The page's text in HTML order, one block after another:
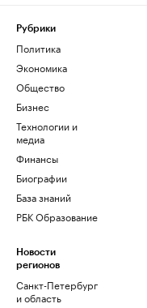
Рубрики
Политика
Экономика
Общество
Бизнес
Технологии и
медиа
Финансы
Биографии
База знаний
РБК Образование
Новости
регионов
Санкт-Петербург
и область